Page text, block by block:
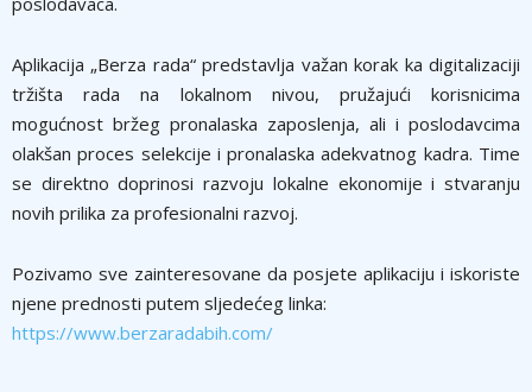
Aplikacija „Berza rada“ predstavlja važan korak ka digitalizaciji
tržišta rada na lokalnom nivou, pružajući korisnicima
mogućnost bržeg pronalaska zaposlenja, ali i poslodavcima
olakšan proces selekcije i pronalaska adekvatnog kadra. Time
se direktno doprinosi razvoju lokalne ekonomije i stvaranju
novih prilika za profesionalni razvoj.
Pozivamo sve zainteresovane da posjete aplikaciju i iskoriste
njene prednosti putem sljedećeg linka:
https://www.berzaradabih.com/